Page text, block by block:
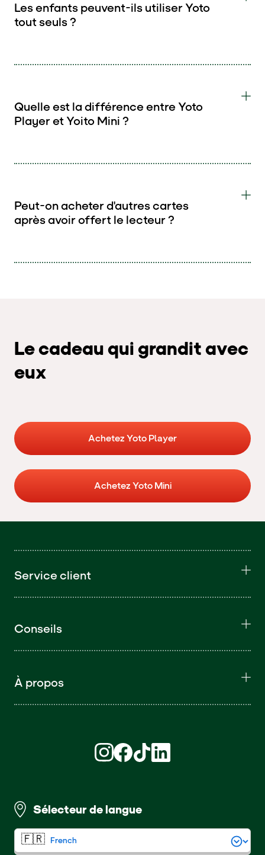
Les enfants peuvent-ils utiliser Yoto
tout seuls ?
Quelle est la différence entre Yoto
Player et Yoito Mini ?
Peut-on acheter d'autres cartes
après avoir offert le lecteur ?
Le cadeau qui grandit avec
eux
Achetez Yoto Player
Achetez Yoto Mini
Service client
Conseils
À propos
Sélecteur de langue
Retrouvez nous sur Instagram (S'ouvre
Retrouvez nous sur Facebook
Retrouvez nous sur TikTok
Retrouvez nous sur